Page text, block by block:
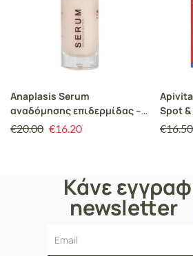
Anaplasis Serum
αναδόμησης επιδερμίδας –
30 ml
€20.00 €16.20
Spot
Tinted
€16.50
Κάνε
newsletter